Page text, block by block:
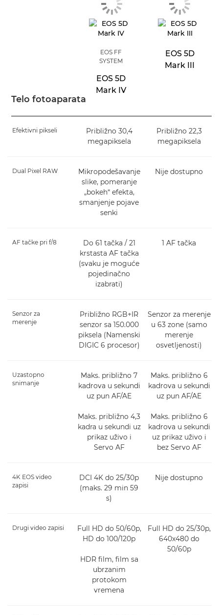
Telo fotoaparata
EOS FF
SYSTEM
EOS 5D
Mark IV
EOS 5D
Mark III
Efektivni pikseli
Približno 30,4
megapiksela
Približno 22,3
megapiksela
Dual Pixel RAW
Mikropodešavanje
slike, pomeranje
„bokeh“ efekta,
smanjenje pojave
senki
Nije dostupno
AF tačke pri f/8
Do 61 tačka / 21
krstasta AF tačka
(svaku je moguće
pojedinačno
izabrati)
1 AF tačka
Senzor za
merenje
Približno RGB+IR
senzor sa 150.000
piksela (Namenski
DIGIC 6 procesor)
Senzor za merenje
u 63 zone (samo
merenje
osvetljenosti)
Uzastopno
snimanje
Maks. približno 7
kadrova u sekundi
uz pun AF/AE
Maks. približno 4,3
kadra u sekundi uz
prikaz uživo i
Servo AF
Maks. približno 6
kadrova u sekundi
uz pun AF/AE
Maks. približno 6
kadrova u sekundi
uz prikaz uživo i
bez Servo AF
4K EOS video
zapisi
DCI 4K do 25/30p
(maks. 29 min 59
s)
Nije dostupno
Drugi video zapisi
Full HD do 50/60p,
HD do 100/120p
HDR film, film sa
ubrzanim
protokom
vremena
Full HD do 25/30p,
640x480 do
50/60p